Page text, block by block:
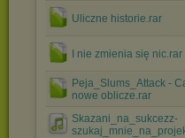
Uliczne historie.rar
I nie zmienia się nic.rar
Peja_Slums_Attack -
nowe oblicze.rar
Skazani_na_sukcezz-